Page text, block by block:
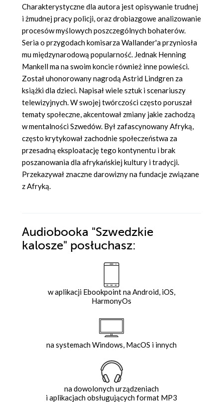
Charakterystyczne dla autora jest opisywanie trudnej
i żmudnej pracy policji, oraz drobiazgowe analizowanie
procesów myślowych poszczególnych bohaterów.
Seria o przygodach komisarza Wallander'a przyniosła
mu międzynarodową popularność. Jednak Henning
Mankell ma na swoim koncie również inne powieści.
Został uhonorowany nagrodą Astrid Lindgren za
książki dla dzieci. Napisał wiele sztuk i scenariuszy
telewizyjnych. W swojej twórczości często poruszał
tematy społeczne, akcentował zmiany jakie zachodzą
w mentalności Szwedów. Był zafascynowany Afryką,
często krytykował zachodnie społeczeństwa za
przesadną eksploatację tego kontynentu i brak
poszanowania dla afrykańskiej kultury i tradycji.
Przekazywał znaczne darowizny na fundacje związane
z Afryką.
Audiobooka "Szwedzkie
kalosze" posłuchasz:
w aplikacji Ebookpoint na Android, iOS,
HarmonyOs
na systemach Windows, MacOS i innych
na dowolonych urządzeniach
i aplikacjach obsługujących format MP3